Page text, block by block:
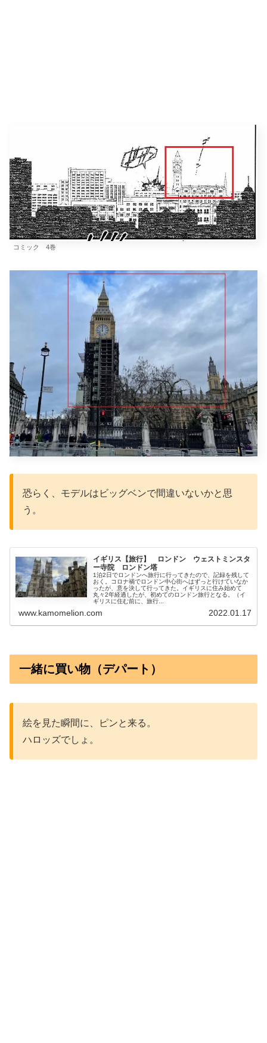
コミック 4巻
恐らく、モデルはビッグベンで間違いないかと思
う。
イギリス【旅行】 ロンドン ウェストミンスタ
ー寺院 ロンドン塔
1泊2日でロンドンへ旅行に行ってきたので、記録を残して
おく。コロナ禍でロンドン中心街へはずっと行けていなか
ったが、意を決して行ってきた。イギリスに住み始めて
丸々2年経過したが、初めてのロンドン旅行となる。（イ
ギリスに住む前に、旅行...
www.kamomelion.com 2022.01.17
一緒に買い物（デパート）
絵を見た瞬間に、ピンと来る。
ハロッズでしょ。